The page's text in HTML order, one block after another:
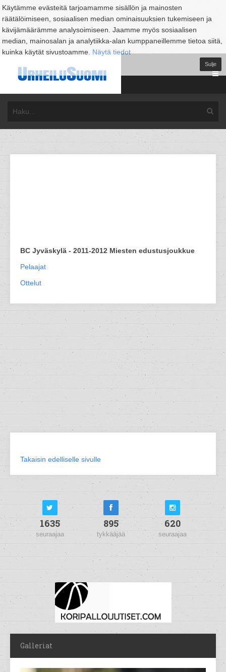
Käytämme evästeitä tarjoamamme sisällön ja mainosten
räätälöimiseen, sosiaalisen median ominaisuuksien tukemiseen ja
kävijämäärämme analysoimiseen. Jaamme myös sosiaalisen
median, mainosalan ja analytiikka-alan kumppaneillemme tietoa siitä,
kuinka käytät sivustoamme. Näytä tiedot
Sulje
BC Jyväskylä - 2011-2012 Miesten edustusjoukkue
Pelaajat
Ottelut
Takaisin edelliselle sivulle
1635
seuraajaa
895
tykkääjää
620
seuraajaa
Galleriat